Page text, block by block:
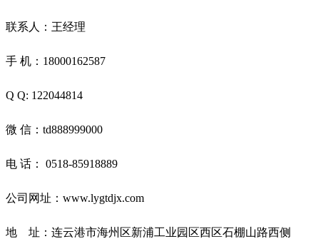
联系人：王经理
手 机：18000162587
Q Q: 122044814
微 信：td888999000
电 话： 0518-85918889
公司网址：www.lygtdjx.com
地 址： 连云港市海州区新浦工业园区西区石棚山路西侧